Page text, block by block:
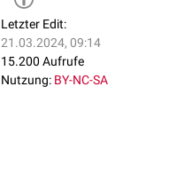
Letzter Edit:
21.03.2024, 09:14
15.200 Aufrufe
Nutzung: BY-NC-SA